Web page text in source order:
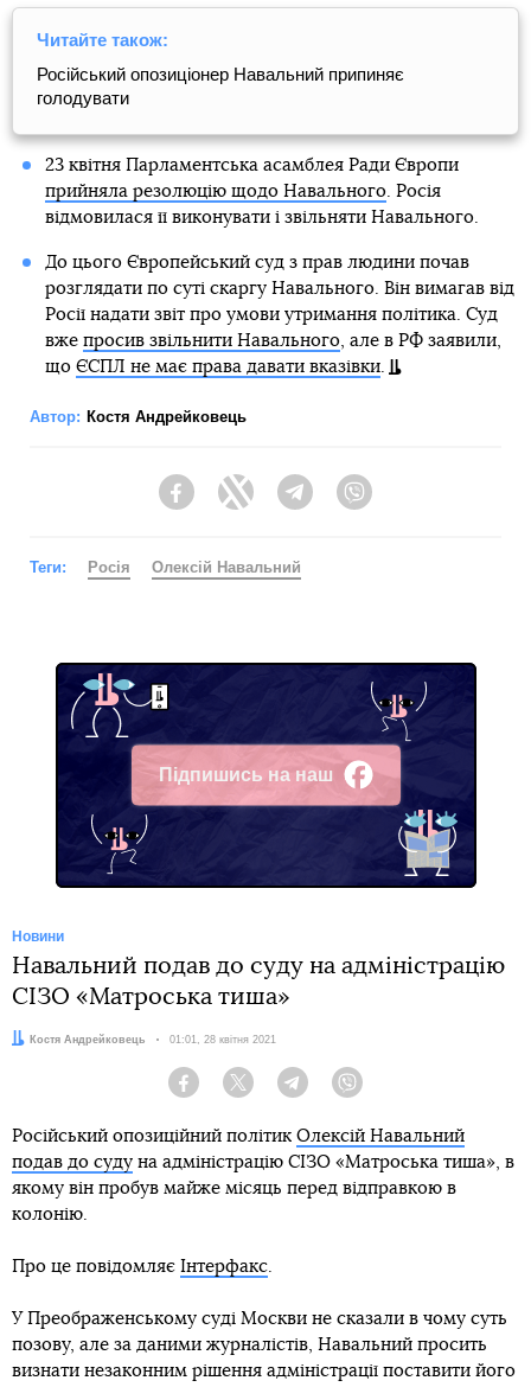
Читайте також:
Російський опозиціонер Навальний припиняє
голодувати
23 квітня Парламентська асамблея Ради Європи
прийняла резолюцію щодо Навального. Росія
відмовилася її виконувати і звільняти Навального.
До цього Європейський суд з прав людини почав
розглядати по суті скаргу Навального. Він вимагав від
Росії надати звіт про умови утримання політика. Суд
вже просив звільнити Навального, але в РФ заявили,
що ЄСПЛ не має права давати вказівки.
Автор: Костя Андрейковець
FacebookTwitter Telegram
Теги: Росія Олексій Навальний
Підпишись на наш
Facebook
Новини
Навальний подав до суду на адміністрацію
СІЗО «Матроська тиша»
Автор:Костя Андрейковець Дата:
01:01, 28 квітня 2021
Facebook Twitter Telegram
Російський опозиційний політик Олексій Навальний
подав до суду на адміністрацію СІЗО «Матроська тиша», в
якому він пробув майже місяць перед відправкою в
колонію.
Про це повідомляє Інтерфакс.
У Преображенському суді Москви не сказали в чому суть
позову, але за даними журналістів, Навальний просить
визнати незаконним рішення адміністрації поставити його